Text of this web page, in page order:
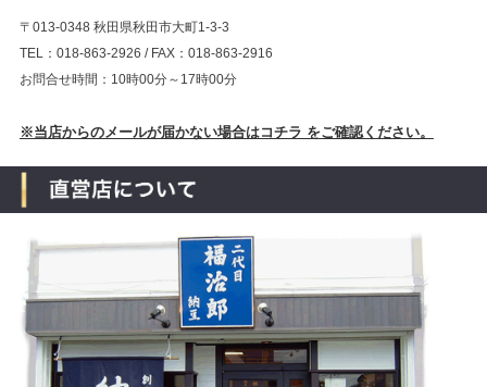
〒013-0348 秋田県秋田市大町1-3-3
TEL：018-863-2926 / FAX：018-863-2916
お問合せ時間：10時00分～17時00分
※当店からのメールが届かない場合はコチラ をご確認ください。